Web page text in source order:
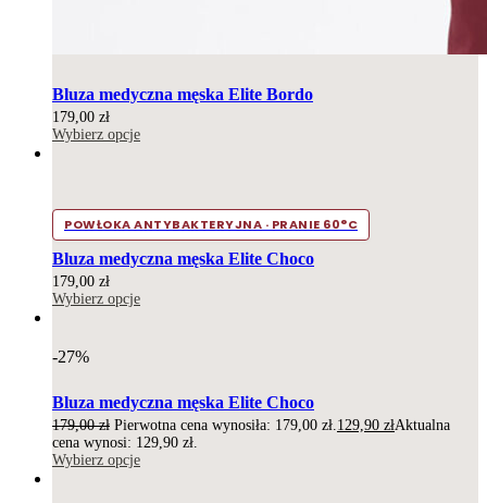
Bluza medyczna męska Elite Bordo
179,00 zł
Wybierz opcje
POWŁOKA ANTYBAKTERYJNA · PRANIE 60°C
Bluza medyczna męska Elite Choco
179,00 zł
Wybierz opcje
-27%
Bluza medyczna męska Elite Choco
179,00zł Pierwotna cena wynosiła: 179,00 zł. 129,90 złAktualna
cena wynosi: 129,90 zł.
Wybierz opcje